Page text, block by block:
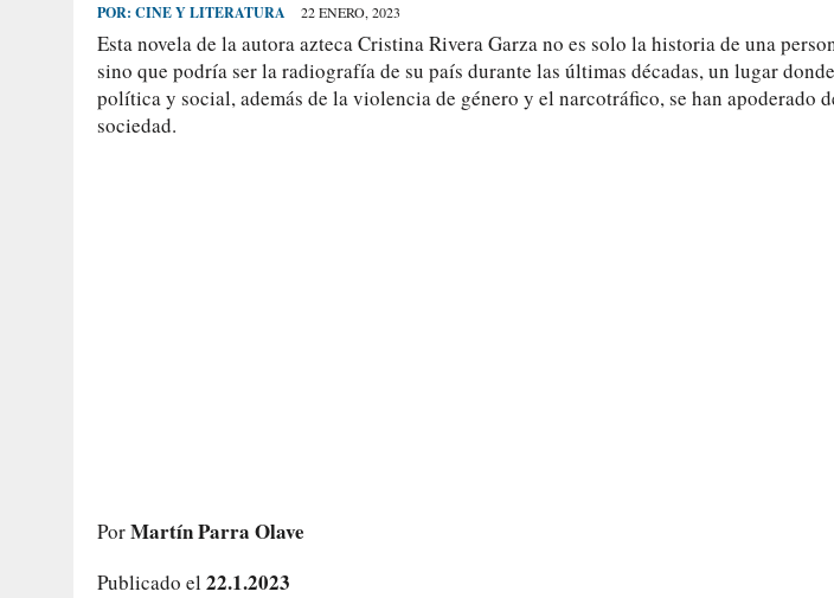
POR: CINE Y LITERATURA 22 ENERO, 2023
Esta novela de la autora azteca Cristina Rivera Garza no es solo la historia de una
sino que podría ser la radiografía de su país durante las últimas décadas, un lugar
política y social, además de la violencia de género y el narcotráfico, se han apoderado
sociedad.
PorMartín Parra Olave
Publicado el 22.1.2023